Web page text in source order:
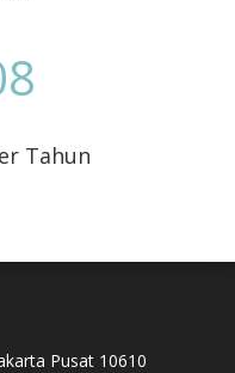
Tahun
Pusat 10610